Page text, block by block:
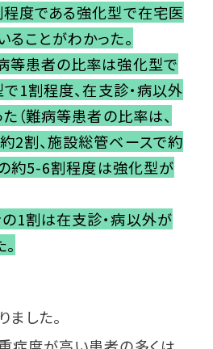
度である強化型で在宅医
ことがわかった。
等患者の比率は強化型で
1割程度、在支診・病以外
（難病等患者の比率は、
2割、施設総管ベースで約
約5-6割程度は強化型が
1割は在支診・病以外が
した。